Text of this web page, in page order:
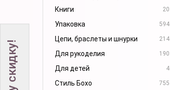
Книги 20
Упаковка 594
Цепи, браслеты и шнурки 214
Для рукоделия 190
Для детей 4
Стиль Бохо 755